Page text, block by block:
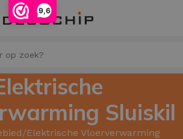
9,6
Sluiskil
Elektrische Vloerverwarming